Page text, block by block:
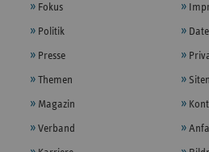
Fokus
Politik
Presse
Themen
Magazin
Verband